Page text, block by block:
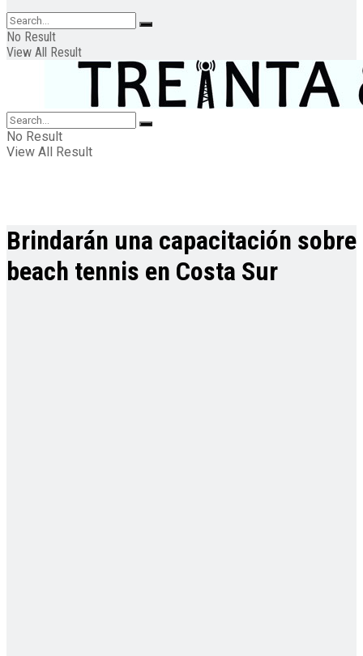
No Result
View All Result
No Result
View All Result
Brindarán una capacitación sobre
beach tennis en Costa Sur